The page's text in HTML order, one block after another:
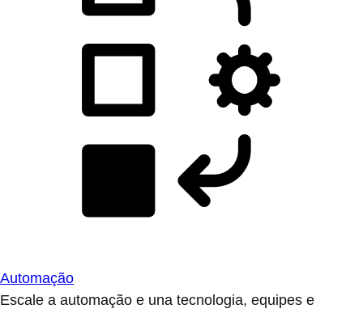
Automação
Escale a automação e una tecnologia, equipes e